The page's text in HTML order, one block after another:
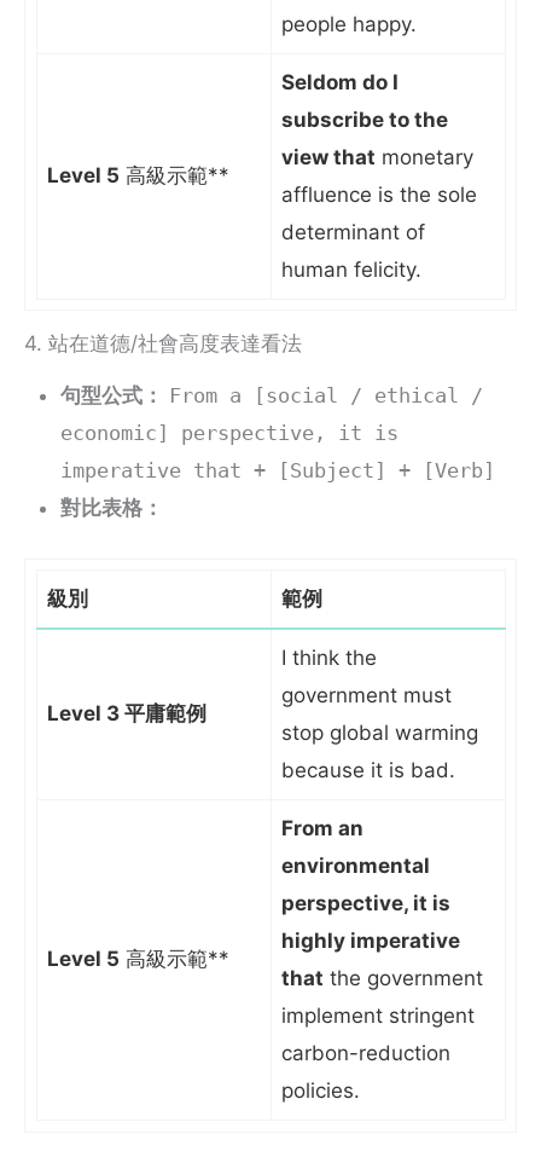
people happy.
Level 5 高級示範**
Seldom do I
subscribe to the
view that monetary
affluence is the sole
determinant of
human felicity.
4. 站在道德/社會高度表達看法
句型公式：
From a [social / ethical /
economic] perspective, it is
imperative that + [Subject] + [Verb]
對比表格：
級別 範例
Level 3 平庸範例
I think the
government must
stop global warming
because it is bad.
Level 5 高級示範**
From an
environmental
perspective, it is
highly imperative
that the government
implement stringent
carbon-reduction
policies.